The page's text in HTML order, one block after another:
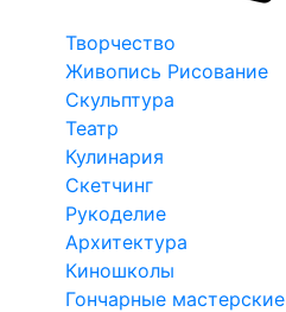
Творчество
Живопись Рисование
Скульптура
Театр
Кулинария
Скетчинг
Рукоделие
Архитектура
Киношколы
Гончарные мастерские